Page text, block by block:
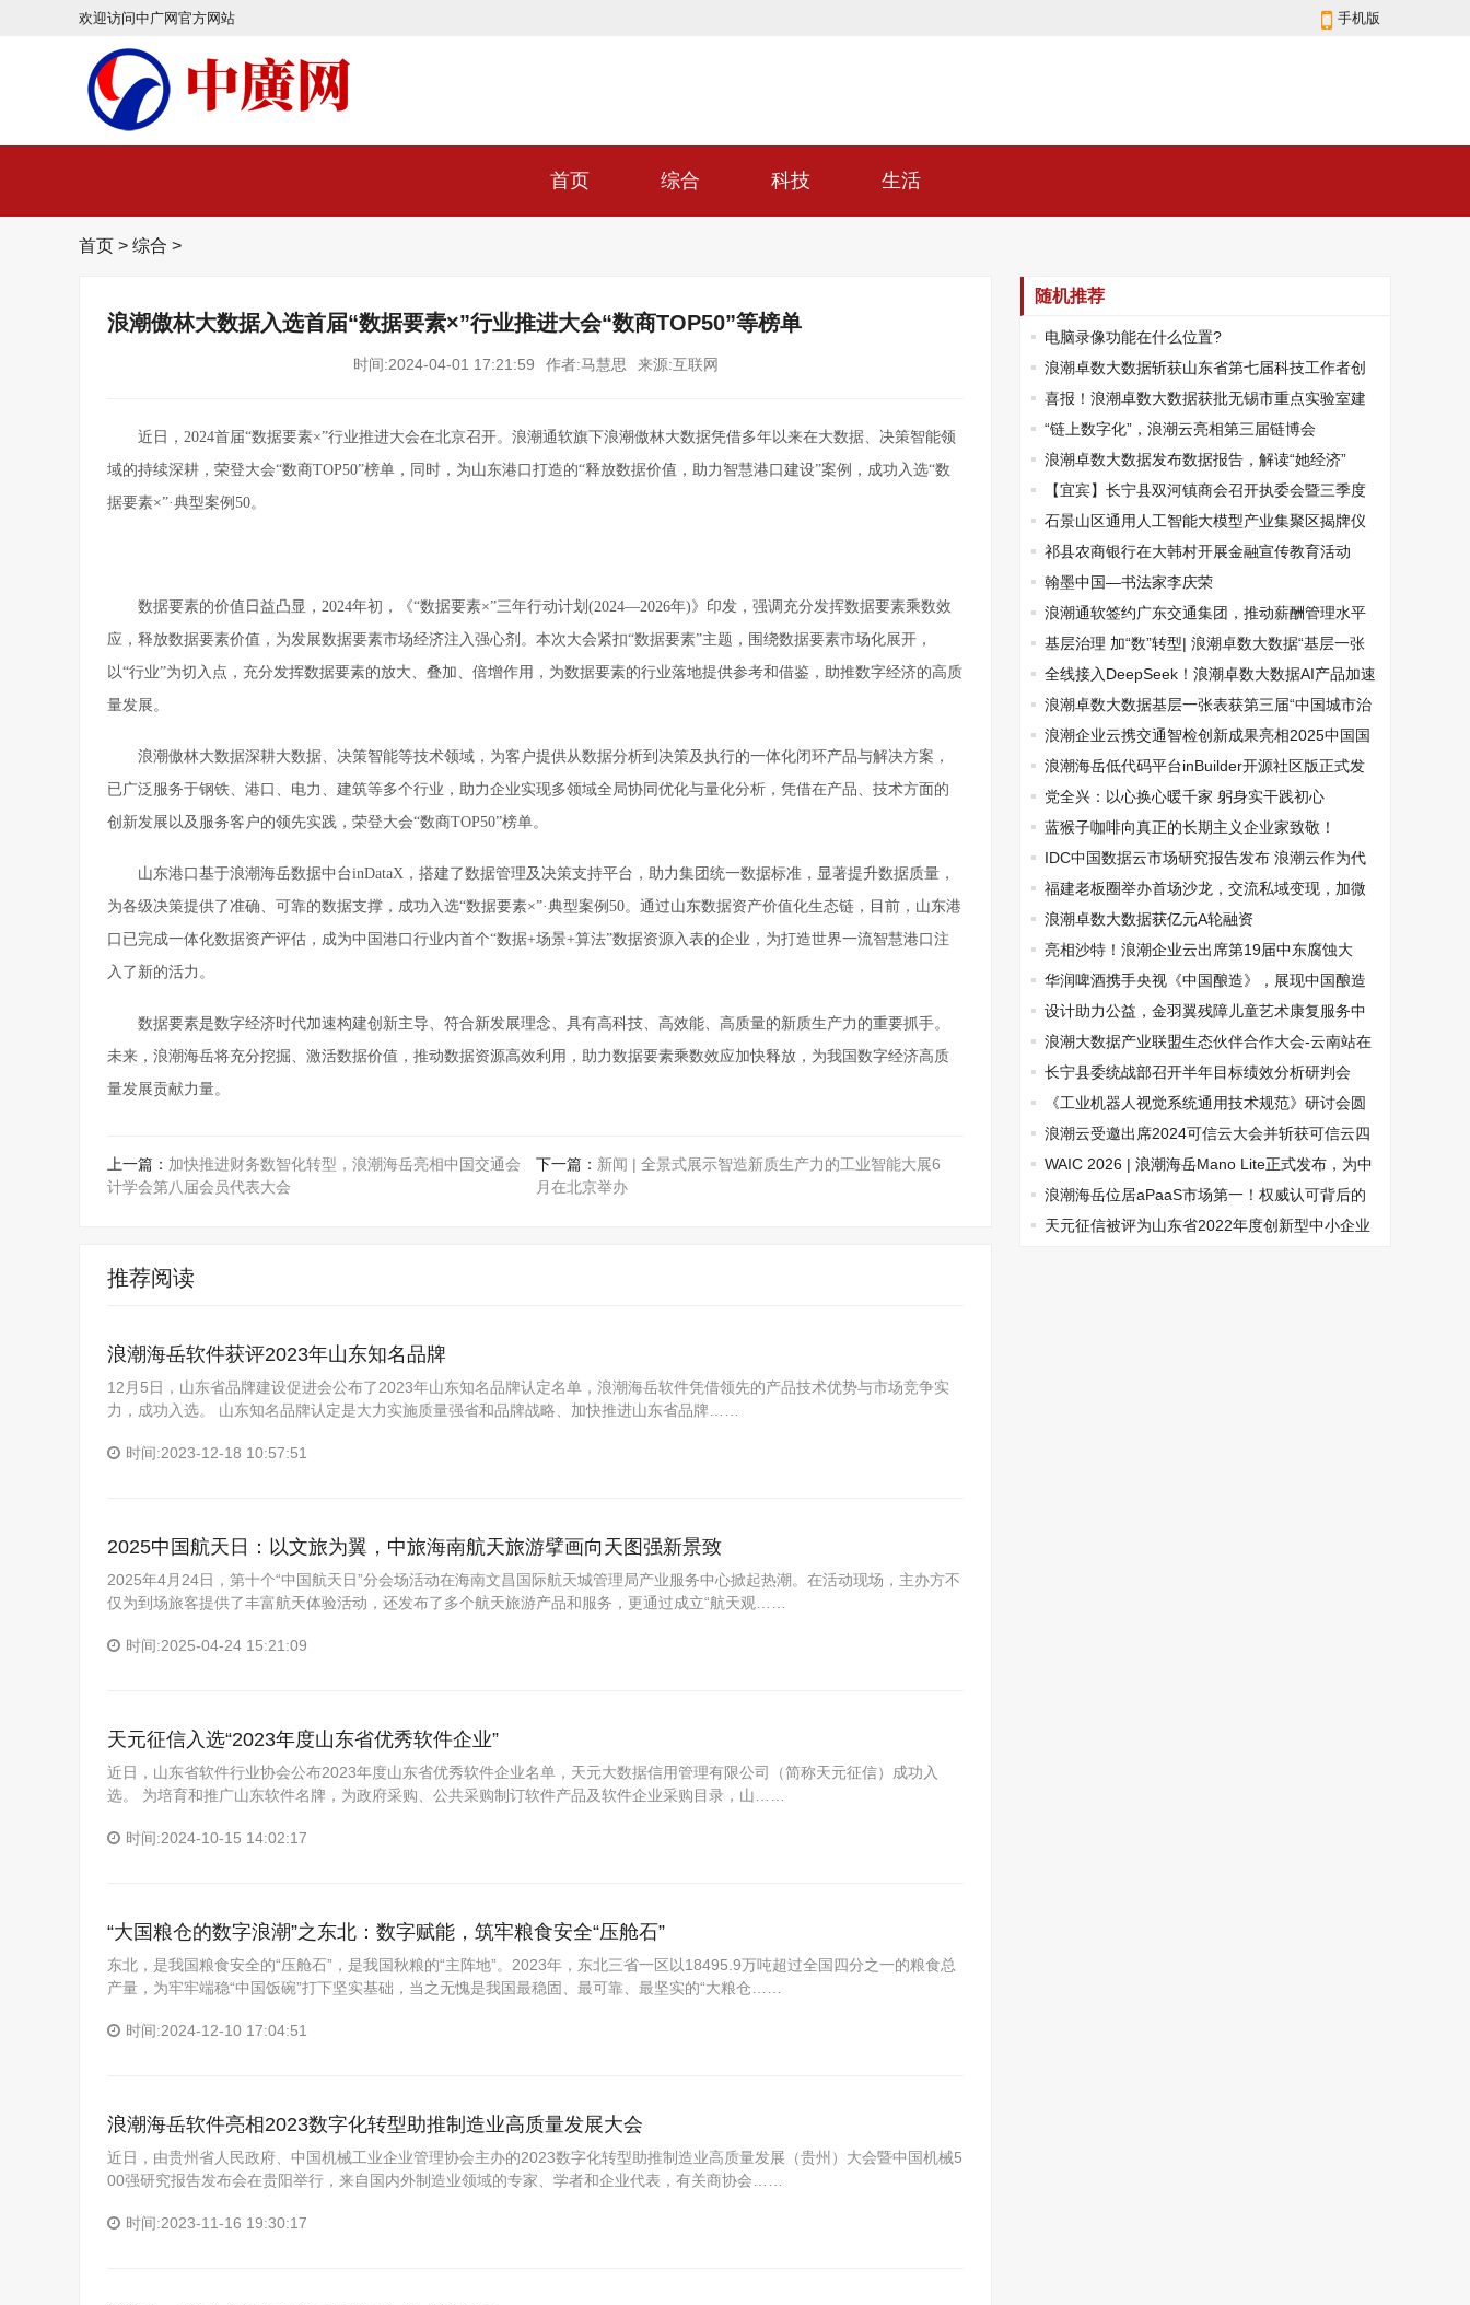
欢迎访问中广网官方网站 手机版
首页 综合 科技 生活
首页 > 综合 >
浪潮傲林大数据入选首届“数据要素×”行业推进大会“数商TOP50”等榜单
时间:2024-04-01 17:21:59 作者:马慧思 来源:互联网
近日，2024首届“数据要素×”行业推进大会在北京召开。浪潮通软旗下浪潮傲林大数据凭借多年以来在大数据、决策智能领
域的持续深耕，荣登大会“数商TOP50”榜单，同时，为山东港口打造的“释放数据价值，助力智慧港口建设”案例，成功入选“数
据要素×”·典型案例50。
数据要素的价值日益凸显，2024年初，《“数据要素×”三年行动计划(2024—2026年)》印发，强调充分发挥数据要素乘数效
应，释放数据要素价值，为发展数据要素市场经济注入强心剂。本次大会紧扣“数据要素”主题，围绕数据要素市场化展开，
以“行业”为切入点，充分发挥数据要素的放大、叠加、倍增作用，为数据要素的行业落地提供参考和借鉴，助推数字经济的高质
量发展。
浪潮傲林大数据深耕大数据、决策智能等技术领域，为客户提供从数据分析到决策及执行的一体化闭环产品与解决方案，
已广泛服务于钢铁、港口、电力、建筑等多个行业，助力企业实现多领域全局协同优化与量化分析，凭借在产品、技术方面的
创新发展以及服务客户的领先实践，荣登大会“数商TOP50”榜单。
山东港口基于浪潮海岳数据中台inDataX，搭建了数据管理及决策支持平台，助力集团统一数据标准，显著提升数据质量，
为各级决策提供了准确、可靠的数据支撑，成功入选“数据要素×”·典型案例50。通过山东数据资产价值化生态链，目前，山东港
口已完成一体化数据资产评估，成为中国港口行业内首个“数据+场景+算法”数据资源入表的企业，为打造世界一流智慧港口注
入了新的活力。
数据要素是数字经济时代加速构建创新主导、符合新发展理念、具有高科技、高效能、高质量的新质生产力的重要抓手。
未来，浪潮海岳将充分挖掘、激活数据价值，推动数据资源高效利用，助力数据要素乘数效应加快释放，为我国数字经济高质
量发展贡献力量。
上一篇： 加快推进财务数智化转型，浪潮海岳亮相中国交通会
计学会第八届会员代表大会
下一篇： 新闻 | 全景式展示智造新质生产力的工业智能大展6
月在北京举办
推荐阅读
浪潮海岳软件获评2023年山东知名品牌
12月5日，山东省品牌建设促进会公布了2023年山东知名品牌认定名单，浪潮海岳软件凭借领先的产品技术优势与市场竞争实
力，成功入选。 山东知名品牌认定是大力实施质量强省和品牌战略、加快推进山东省品牌……
时间:2023-12-18 10:57:51
2025中国航天日：以文旅为翼，中旅海南航天旅游擘画向天图强新景致
2025年4月24日，第十个“中国航天日”分会场活动在海南文昌国际航天城管理局产业服务中心掀起热潮。在活动现场，主办方不
仅为到场旅客提供了丰富航天体验活动，还发布了多个航天旅游产品和服务，更通过成立“航天观……
时间:2025-04-24 15:21:09
天元征信入选“2023年度山东省优秀软件企业”
近日，山东省软件行业协会公布2023年度山东省优秀软件企业名单，天元大数据信用管理有限公司（简称天元征信）成功入
选。 为培育和推广山东软件名牌，为政府采购、公共采购制订软件产品及软件企业采购目录，山……
时间:2024-10-15 14:02:17
“大国粮仓的数字浪潮”之东北：数字赋能，筑牢粮食安全“压舱石”
东北，是我国粮食安全的“压舱石”，是我国秋粮的“主阵地”。2023年，东北三省一区以18495.9万吨超过全国四分之一的粮食总
产量，为牢牢端稳“中国饭碗”打下坚实基础，当之无愧是我国最稳固、最可靠、最坚实的“大粮仓……
时间:2024-12-10 17:04:51
浪潮海岳软件亮相2023数字化转型助推制造业高质量发展大会
近日，由贵州省人民政府、中国机械工业企业管理协会主办的2023数字化转型助推制造业高质量发展（贵州）大会暨中国机械5
00强研究报告发布会在贵阳举行，来自国内外制造业领域的专家、学者和企业代表，有关商协会……
时间:2023-11-16 19:30:17
随机推荐
电脑录像功能在什么位置?
浪潮卓数大数据斩获山东省第七届科技工作者创
新大赛一等奖
喜报！浪潮卓数大数据获批无锡市重点实验室建
设立项
“链上数字化”，浪潮云亮相第三届链博会
浪潮卓数大数据发布数据报告，解读“她经济”
【宜宾】长宁县双河镇商会召开执委会暨三季度
工作总结会
石景山区通用人工智能大模型产业集聚区揭牌仪
式成功举办
祁县农商银行在大韩村开展金融宣传教育活动
翰墨中国—书法家李庆荣
浪潮通软签约广东交通集团，推动薪酬管理水平
全面提升
基层治理 加“数”转型| 浪潮卓数大数据“基层一张
表”，为基层减负出实招
全线接入DeepSeek！浪潮卓数大数据AI产品加速
企业落地智能应用
浪潮卓数大数据基层一张表获第三届“中国城市治
理创新优秀案例奖”
浪潮企业云携交通智检创新成果亮相2025中国国
际消费电子博览会
浪潮海岳低代码平台inBuilder开源社区版正式发
布党全兴：以心换心暖千家 躬身实干践初心
蓝猴子咖啡向真正的长期主义企业家致敬！
IDC中国数据云市场研究报告发布 浪潮云作为代
表厂商入选
福建老板圈举办首场沙龙，交流私域变现，加微
拓展人脉
浪潮卓数大数据获亿元A轮融资
亮相沙特！浪潮企业云出席第19届中东腐蚀大
会，行业智能云驱动石化产业数智升级
华润啤酒携手央视《中国酿造》，展现中国酿造
文化的历史与魅力
设计助力公益，金羽翼残障儿童艺术康复服务中
心新校址启幕
浪潮大数据产业联盟生态伙伴合作大会-云南站在
昆明成功举办
长宁县委统战部召开半年目标绩效分析研判会
《工业机器人视觉系统通用技术规范》研讨会圆
满召开！
浪潮云受邀出席2024可信云大会并斩获可信云四
项大奖
WAIC 2026 | 浪潮海岳Mano Lite正式发布，为中
小企业打造一站式智能执行系统
浪潮海岳位居aPaaS市场第一！权威认可背后的
技术底气
天元征信被评为山东省2022年度创新型中小企业